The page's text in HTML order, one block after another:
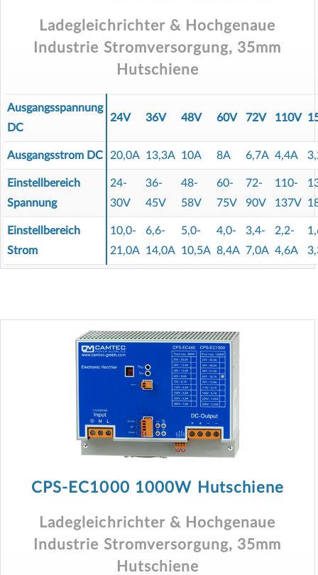
Ladegleichrichter & Hochgenaue
Industrie Stromversorgung, 35mm
Hutschiene
Ausgangsspannung
DC
24V 36V 48V 60V 72V 110V
Ausgangsstrom DC 20,0A 13,3A 10A 8A 6,7A 4,4A
Einstellbereich
Spannung
24-
30V
36-
45V
48-
58V
60-
75V
72-
90V
110-
137V
Einstellbereich
Strom
10,0-
21,0A
6,6-
14,0A
5,0-
10,5A
4,0-
8,4A
3,4-
7,0A
2,2-
4,6A
CPS-EC1000 1000W Hutschiene
Ladegleichrichter & Hochgenaue
Industrie Stromversorgung, 35mm
Hutschiene